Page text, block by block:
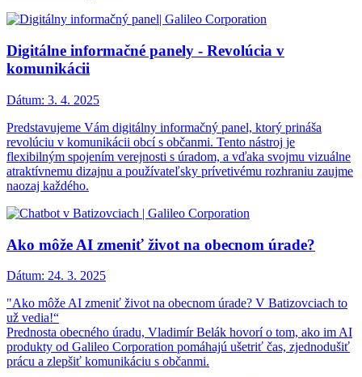
Digitálne informačné panely - Revolúcia v
komunikácii
Dátum: 3. 4. 2025
Predstavujeme Vám digitálny informačný panel, ktorý prináša
revolúciu v komunikácii obcí s občanmi. Tento nástroj je
flexibilným spojením verejnosti s úradom, a vďaka svojmu vizuálne
atraktívnemu dizajnu a používateľsky prívetivému rozhraniu zaujme
naozaj každého.
Ako môže AI zmeniť život na obecnom úrade?
Dátum: 24. 3. 2025
"Ako môže AI zmeniť život na obecnom úrade? V Batizovciach to
už vedia!“
Prednosta obecného úradu, Vladimír Belák hovorí o tom, ako im AI
produkty od Galileo Corporation pomáhajú ušetriť čas, zjednodušiť
prácu a zlepšiť komunikáciu s občanmi.